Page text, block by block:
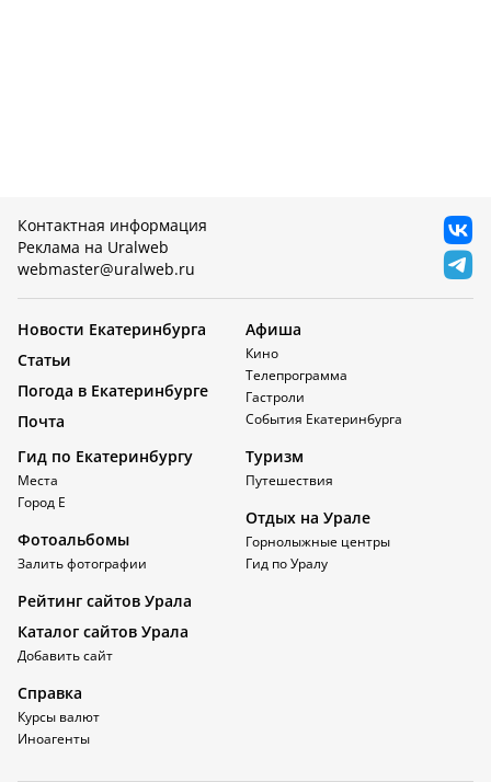
Контактная информация
Реклама на Uralweb
webmaster@uralweb.ru
Новости Екатеринбурга
Статьи
Погода в Екатеринбурге
Почта
Афиша
Кино
Телепрограмма
Гастроли
События Екатеринбурга
Гид по Екатеринбургу
Места
Город Е
Фотоальбомы
Залить фотографии
Туризм
Путешествия
Отдых на Урале
Горнолыжные центры
Гид по Уралу
Рейтинг сайтов Урала
Каталог сайтов Урала
Добавить сайт
Справка
Курсы валют
Иноагенты